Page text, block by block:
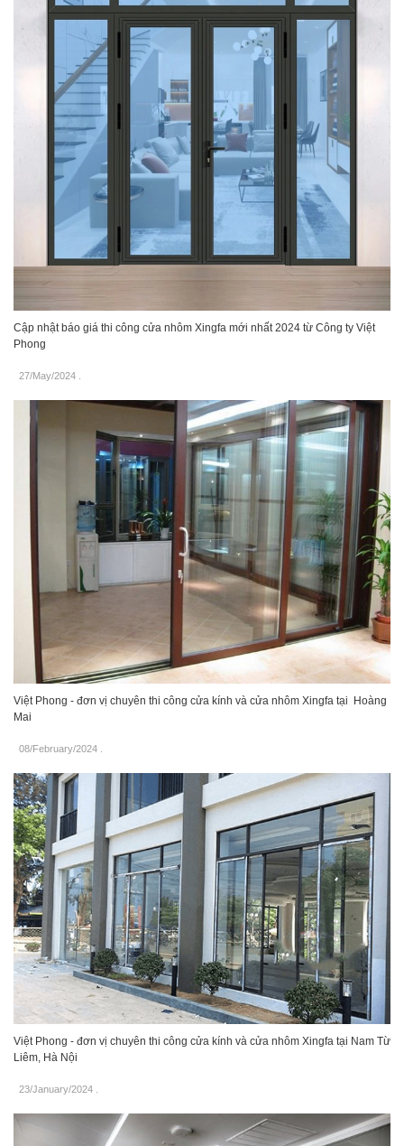
Cập nhật báo giá thi công cửa nhôm Xingfa mới nhất 2024 từ Công ty Việt
Phong
27/May/2024
Việt Phong - đơn vị chuyên thi công cửa kính và cửa nhôm Xingfa tại Hoàng
Mai
08/February/2024
Việt Phong - đơn vị chuyên thi công cửa kính và cửa nhôm Xingfa tại Nam Từ
Liêm, Hà Nội
23/January/2024